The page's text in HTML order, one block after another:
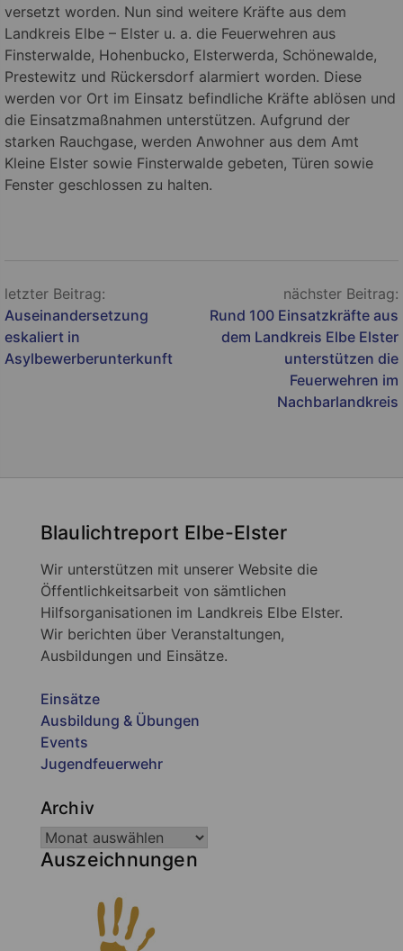
versetzt worden. Nun sind weitere Kräfte aus dem
Landkreis Elbe – Elster u. a. die Feuerwehren aus
Finsterwalde, Hohenbucko, Elsterwerda, Schönewalde,
Prestewitz und Rückersdorf alarmiert worden. Diese
werden vor Ort im Einsatz befindliche Kräfte ablösen und
die Einsatzmaßnahmen unterstützen. Aufgrund der
starken Rauchgase, werden Anwohner aus dem Amt
Kleine Elster sowie Finsterwalde gebeten, Türen sowie
Fenster geschlossen zu halten.
Beitragsnavigation
letzter Beitrag:
Auseinandersetzung
eskaliert in
Asylbewerberunterkunft
nächster Beitrag:
Rund 100 Einsatzkräfte aus
dem Landkreis Elbe Elster
unterstützen die
Feuerwehren im
Nachbarlandkreis
Blaulichtreport Elbe-Elster
Wir unterstützen mit unserer Website die
Öffentlichkeitsarbeit von sämtlichen
Hilfsorganisationen im Landkreis Elbe Elster.
Wir berichten über Veranstaltungen,
Ausbildungen und Einsätze.
Einsätze
Ausbildung & Übungen
Events
Jugendfeuerwehr
Archiv
Auszeichnungen